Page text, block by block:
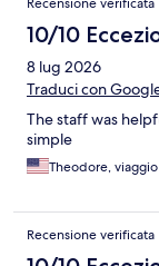
Recensione verificata
10/10
8 lug 2026
Traduci con
The staff was
simple
Theodore,
Recensione verificata